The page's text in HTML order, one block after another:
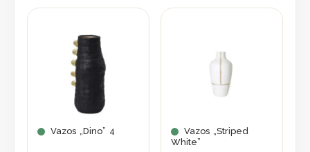
Vazos „Dino” 4
Vazos „Striped
White”